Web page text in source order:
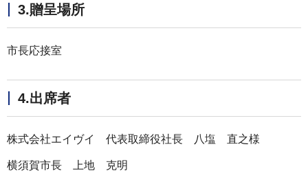
3.贈呈場所
市長応接室
4.出席者
株式会社エイヴイ 代表取締役社長 八塩 直之様
横須賀市長 上地 克明